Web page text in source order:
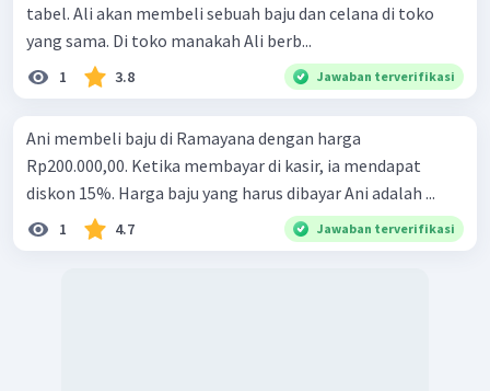
tabel. Ali akan membeli sebuah baju dan celana di toko
yang sama. Di toko manakah Ali berb...
1 3.8 Jawaban terverifikasi
Ani membeli baju di Ramayana dengan harga
Rp200.000,00. Ketika membayar di kasir, ia mendapat
diskon 15%. Harga baju yang harus dibayar Ani adalah ...
1 4.7 Jawaban terverifikasi